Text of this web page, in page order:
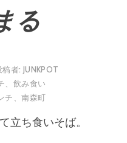
る
稿者: JUNKPOT
飲み食い
チ 、南森町
立ち食いそば。